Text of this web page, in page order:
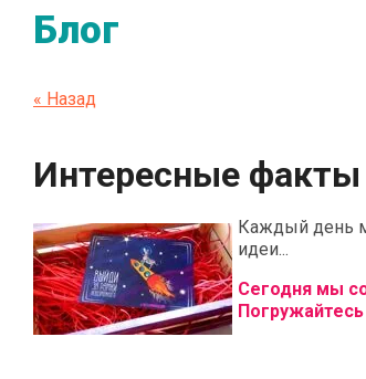
Блог
« Назад
Интересные
Каждый день
идеи...
Сегодня мы